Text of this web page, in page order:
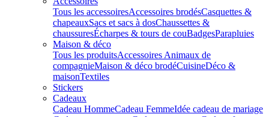
Tous les accessoiresAccessoires brodésCasquettes &
chapeauxSacs et sacs à dosChaussettes &
chaussuresÉcharpes & tours de couBadgesParapluies
Maison & déco
Tous les produitsAccessoires Animaux de
compagnieMaison & déco brodéCuisineDéco &
maisonTextiles
Stickers
Cadeaux
Cadeau HommeCadeau FemmeIdée cadeau de mariage​